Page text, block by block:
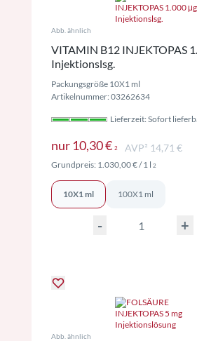
Abb. ähnlich
VITAMIN B12 INJEKTOPAS
Injektionslsg.
Packungsgröße 10X1 ml
Artikelnummer: 03262634
Lieferzeit: Sofort
nur 10,30 € 2Preise inkl.
AVP² 14,71 €
Grundpreis: 1.030,00 €/ 1 l 2Preise inkl.
10X1 ml 100X1 ml
- +
Abb. ähnlich